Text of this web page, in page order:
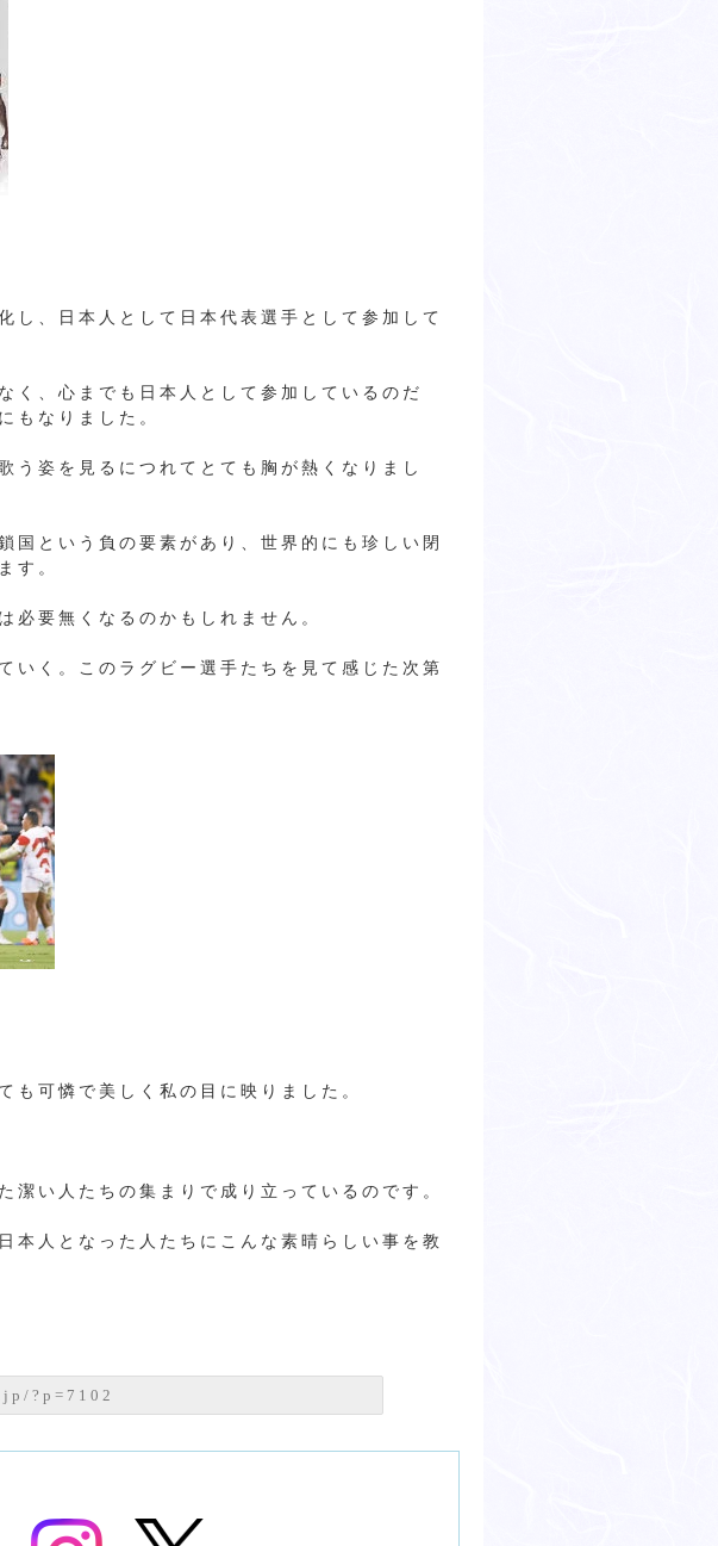
し、日本人として日本代表選手として参加して
く、心までも日本人として参加しているのだ
もなりました。
う姿を見るにつれてとても胸が熱くなりまし
国という負の要素があり、世界的にも珍しい閉
す。
必要無くなるのかもしれません。
いく。このラグビー選手たちを見て感じた次第
も可憐で美しく私の目に映りました。
潔い人たちの集まりで成り立っているのです。
本人となった人たちにこんな素晴らしい事を教